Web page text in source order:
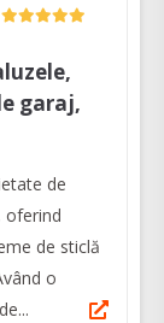
garaj,
de
oferind
de sticlă
o